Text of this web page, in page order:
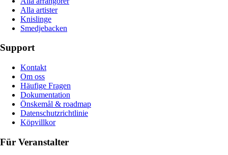
Alla artister
Knislinge
Smedjebacken
Support
Kontakt
Om oss
Häufige Fragen
Dokumentation
Önskemål & roadmap
Datenschutzrichtlinie
Köpvillkor
Für Veranstalter